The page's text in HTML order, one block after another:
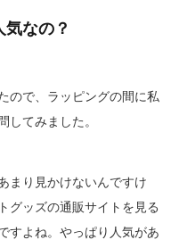
気なの？
ので、ラッピングの間に私
してみました。
まり見かけないんですけ
グッズの通販サイトを見る
すよね。やっぱり人気があ